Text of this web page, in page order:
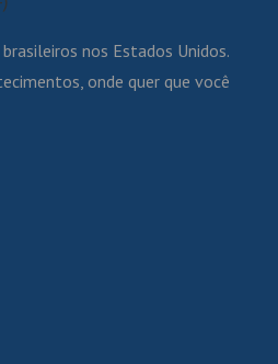
nos Estados Unidos.
onde quer que você